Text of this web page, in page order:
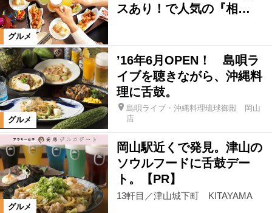
津山・美作エリア
岡山県外
カテゴリ
洋食 アジア
麺 パン カフェ・スウィーツ
飲む
グルメ
スあり！で人気の『相…
グルメ
’16年6月OPEN！ 島唄ラ
イブを聴きながら、沖縄料
理に舌鼓。
島唄ライブ・沖縄料理琉球御殿 岡山
店
グルメ
岡山駅近くで発見。津山の
ソウルフードに舌鼓デー
ト。【PR】
13軒目／津山城下町 KITAYAMA